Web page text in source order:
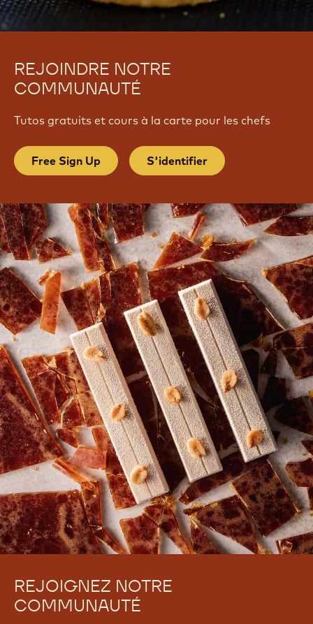
REJOINDRE NOTRE
COMMUNAUTÉ
Tutos gratuits et cours à la carte pour les chefs
Free Sign Up S'identifier
REJOIGNEZ NOTRE
COMMUNAUTÉ